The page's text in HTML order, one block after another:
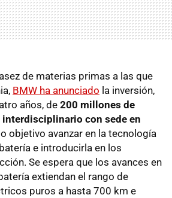
de materias primas a las que
BMW ha anunciado la inversión,
años, de 200 millones de
interdisciplinario con sede en
objetivo avanzar en la tecnología
e introducirla en los
Se espera que los avances en
extiendan el rango de
puros a hasta 700 km e